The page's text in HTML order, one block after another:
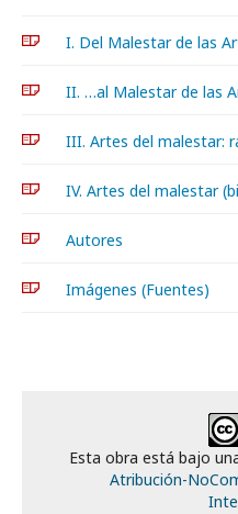
I. Del Malestar de las
II. …al Malestar de las
III. Artes del malestar:
IV. Artes del malestar
Autores
Imágenes (Fuentes)
Esta obra está bajo
Atribución-